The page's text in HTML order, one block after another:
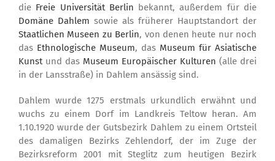
die Freie Universität Berlin bekannt, außerdem für die
Domäne Dahlem sowie als früherer Hauptstandort der
Staatlichen Museen zu Berlin, von denen heute nur noch
das Ethnologische Museum, das Museum für Asiatische
Kunst und das Museum Europäischer Kulturen (alle drei
in der Lansstraße) in Dahlem ansässig sind.
Dahlem wurde 1275 erstmals urkundlich erwähnt und
wuchs zu einem Dorf im Landkreis Teltow heran. Am
1.10.1920 wurde der Gutsbezirk Dahlem zu einem Ortsteil
des damaligen Bezirks Zehlendorf, der im Zuge der
Bezirksreform 2001 mit Steglitz zum heutigen Bezirk